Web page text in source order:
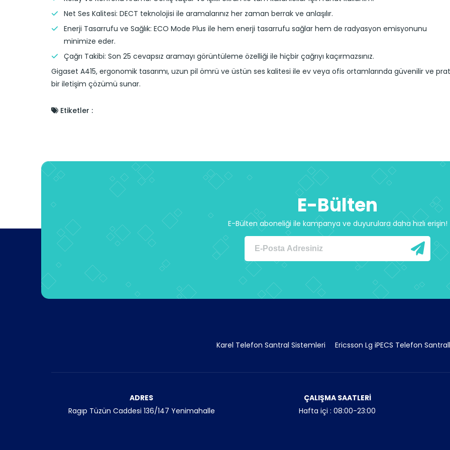
Net Ses Kalitesi: DECT teknolojisi ile aramalarınız her zaman berrak ve anlaşılır.
Enerji Tasarrufu ve Sağlık: ECO Mode Plus ile hem enerji tasarrufu sağlar hem de radyasyon emisyonunu
minimize eder.
Çağrı Takibi: Son 25 cevapsız aramayı görüntüleme özelliği ile hiçbir çağrıyı kaçırmazsınız.
Gigaset A415, ergonomik tasarımı, uzun pil ömrü ve üstün ses kalitesi ile ev veya ofis ortamlarında güvenilir ve
bir iletişim çözümü sunar.
Etiketler :
E-Bülten
E-Bülten aboneliği ile kampanya ve duyurulara daha hızlı erişin!
Karel Telefon Santral Sistemleri Ericsson Lg iPECS Telefon
ADRES
Ragıp Tüzün Caddesi 136/147 Yenimahalle
ÇALIŞMA SAATLERİ
Hafta içi : 08:00-23:00